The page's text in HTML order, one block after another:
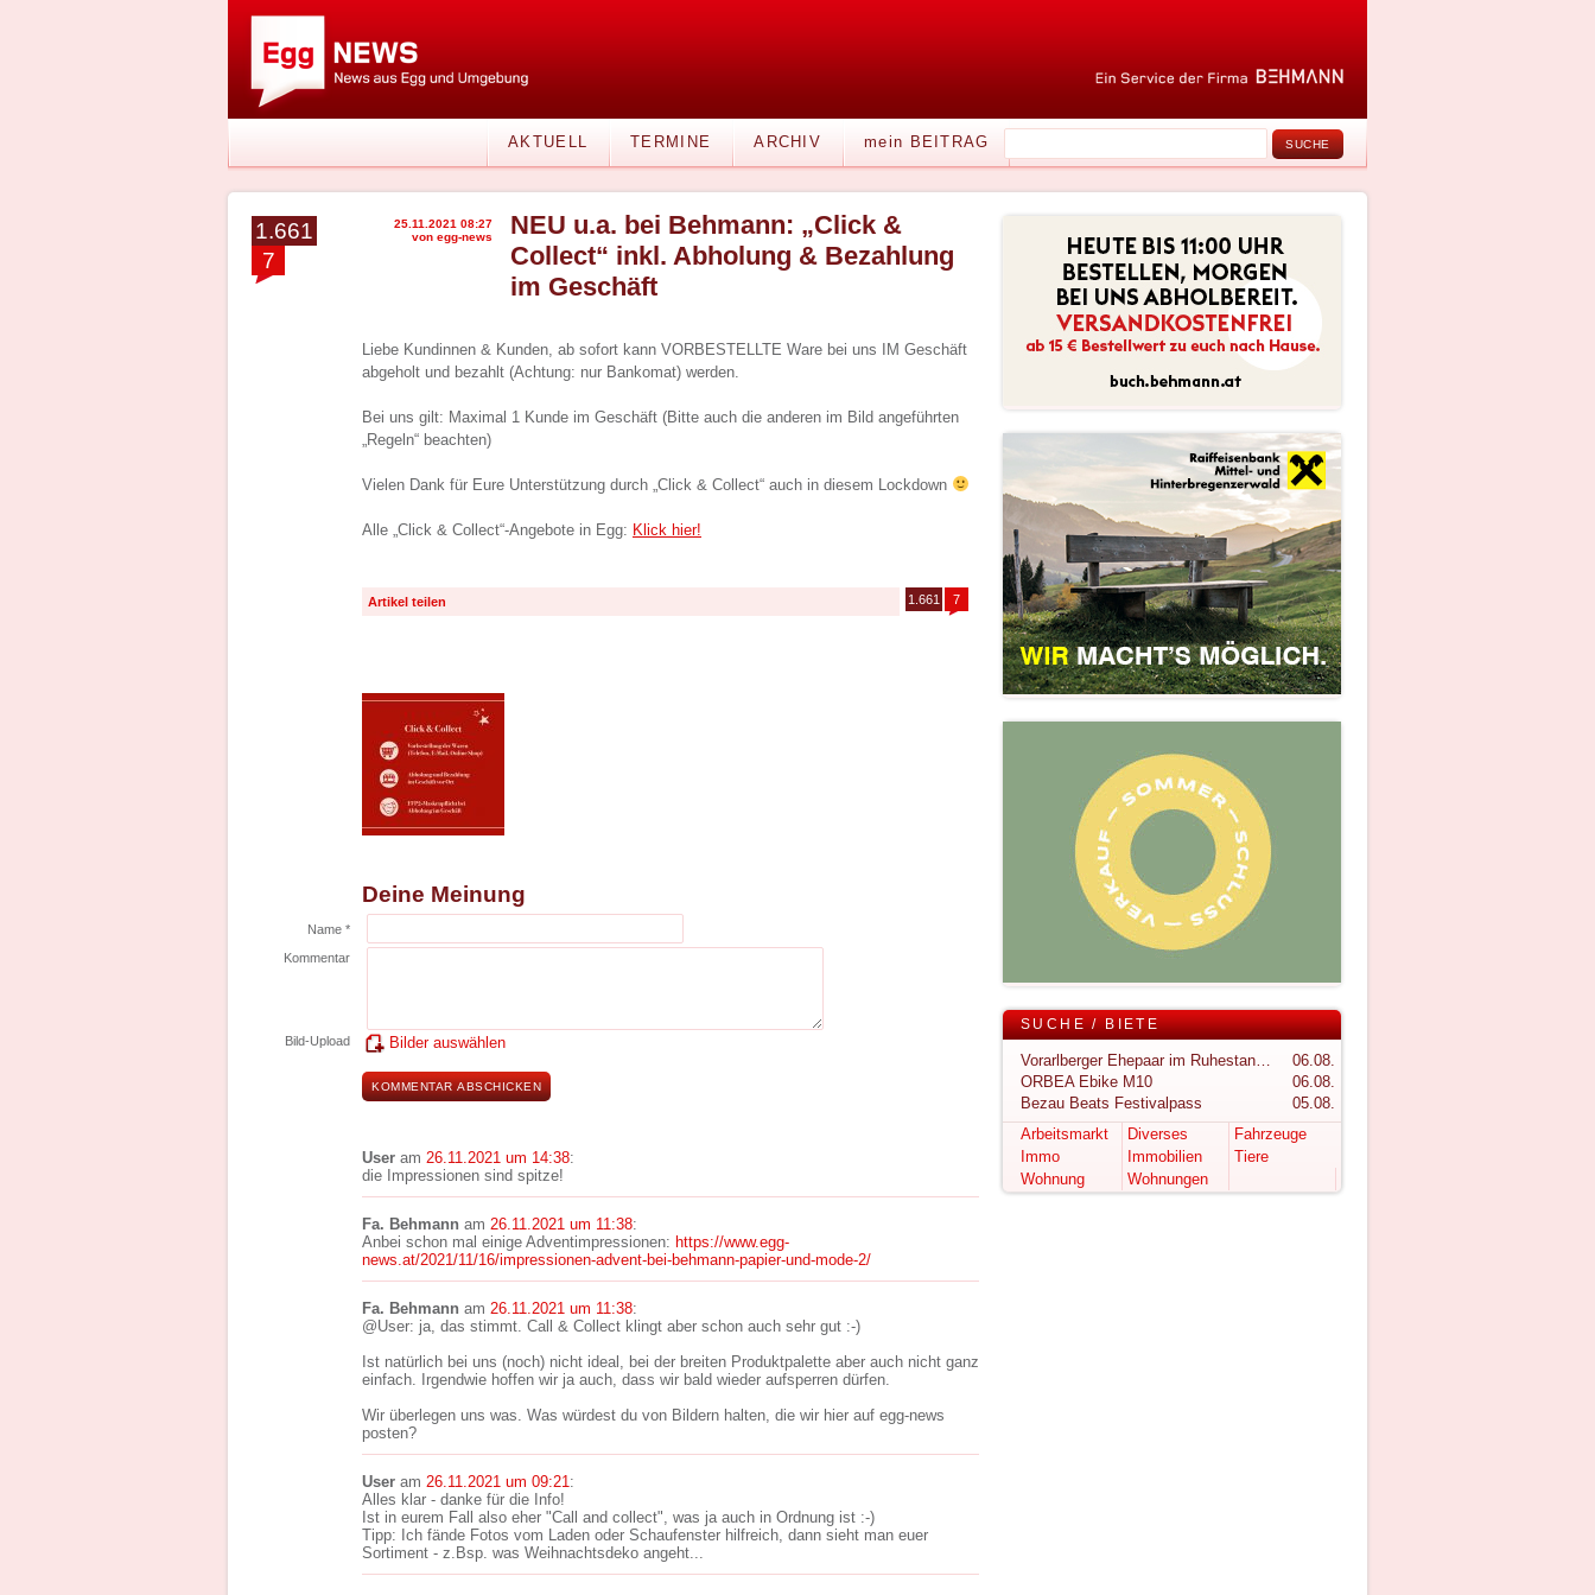
AKTUELL TERMINE ARCHIV mein BEITRAG
1.661
7
25.11.2021 08:27
von egg-news
NEU u.a. bei Behmann: „Click &
Collect“ inkl. Abholung & Bezahlung
im Geschäft
Liebe Kundinnen & Kunden, ab sofort kann VORBESTELLTE Ware bei uns IM Geschäft
abgeholt und bezahlt (Achtung: nur Bankomat) werden.
Bei uns gilt: Maximal 1 Kunde im Geschäft (Bitte auch die anderen im Bild angeführten
„Regeln“ beachten)
Vielen Dank für Eure Unterstützung durch „Click & Collect“ auch in diesem Lockdown
Alle „Click & Collect“-Angebote in Egg: Klick hier!
Artikel teilen 1.661 7
Deine Meinung
Name *
Kommentar
Bild-Upload Bilder auswählen
User am 26.11.2021 um 14:38:
die Impressionen sind spitze!
Fa. Behmann am 26.11.2021 um 11:38:
Anbei schon mal einige Adventimpressionen: https://www.egg-
news.at/2021/11/16/impressionen-advent-bei-behmann-papier-und-mode-2/
Fa. Behmann am 26.11.2021 um 11:38:
@User: ja, das stimmt. Call & Collect klingt aber schon auch sehr gut :-)
Ist natürlich bei uns (noch) nicht ideal, bei der breiten Produktpalette aber auch nicht ganz
einfach. Irgendwie hoffen wir ja auch, dass wir bald wieder aufsperren dürfen.
Wir überlegen uns was. Was würdest du von Bildern halten, die wir hier auf egg-news
posten?
User am 26.11.2021 um 09:21:
Alles klar - danke für die Info!
Ist in eurem Fall also eher "Call and collect", was ja auch in Ordnung ist :-)
Tipp: Ich fände Fotos vom Laden oder Schaufenster hilfreich, dann sieht man euer
Sortiment - z.Bsp. was Weihnachtsdeko angeht...
SUCHE / BIETE
Vorarlberger Ehepaar im Ruhestand sucht ruhigen Rückzugsort im Bregenzerwald
06.08.
ORBEA Ebike M10
06.08.
Bezau Beats Festivalpass
05.08.
Arbeitsmarkt
Diverses
Fahrzeuge
Immo
Immobilien
Tiere
Wohnung
Wohnungen